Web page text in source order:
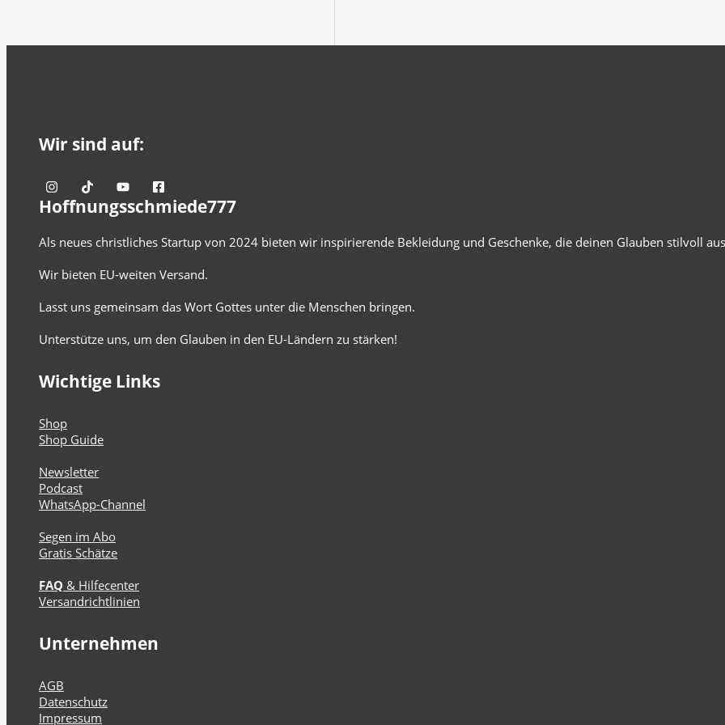
Wir sind auf:
Hoffnungsschmiede777
Als neues christliches Startup von 2024 bieten wir inspirierende Bekleidung und Geschenke, die deinen Glauben stilvoll
Wir bieten EU-weiten Versand.
Lasst uns gemeinsam das Wort Gottes unter die Menschen bringen.
Unterstütze uns, um den Glauben in den EU-Ländern zu stärken!
Wichtige Links
Shop
Shop Guide
Newsletter
Podcast
WhatsApp-Channel
Segen im Abo
Gratis Schätze
FAQ & Hilfecenter
Versandrichtlinien
Unternehmen
AGB
Datenschutz
Impressum